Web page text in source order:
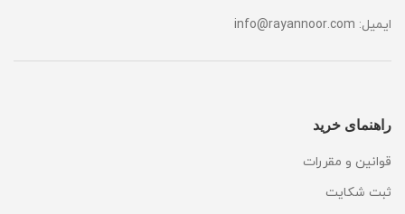
ایمیل: info@rayannoor.com
راهنمای خرید
قوانین و مقررات
ثبت شکایت